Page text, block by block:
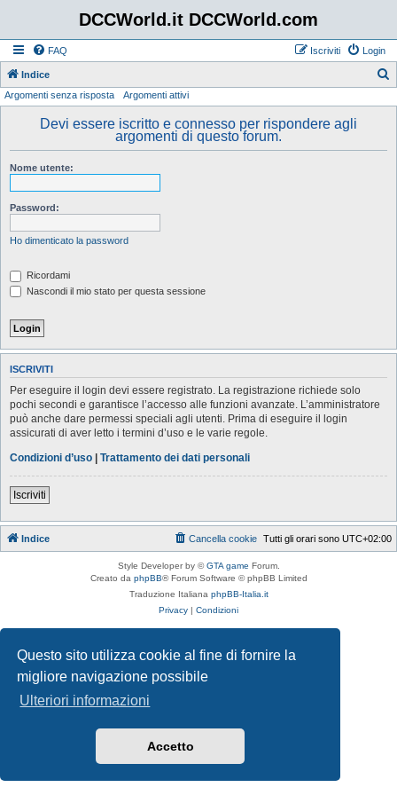
Questo sito utilizza cookie al fine di fornire la
migliore navigazione possibile
Ulteriori informazioni
Accetto
DCCWorld.it DCCWorld.com
FAQ Login
Iscriviti
Indice
Argomenti senza risposta Argomenti attivi
Devi essere iscritto e connesso per rispondere agli
argomenti di questo forum.
Nome utente:
Password:
Ho dimenticato la password
Ricordami
Nascondi il mio stato per questa sessione
ISCRIVITI
Per eseguire il login devi essere registrato. La registrazione richiede solo
pochi secondi e garantisce l’accesso alle funzioni avanzate. L’amministratore
può anche dare permessi speciali agli utenti. Prima di eseguire il login
assicurati di aver letto i termini d’uso e le varie regole.
Condizioni d’uso | Trattamento dei dati personali
Iscriviti
Indice Tutti gli orari sono UTC+02:00
Cancella cookie
Style Developer by ©GTA game Forum.
Creato da phpBB® Forum Software © phpBB Limited
Traduzione Italiana phpBB-Italia.it
Privacy | Condizioni